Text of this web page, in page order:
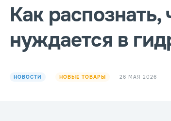
Как
нуждается в
НОВОСТИ НОВЫЕ ТОВАРЫ 26 МАЯ 2026